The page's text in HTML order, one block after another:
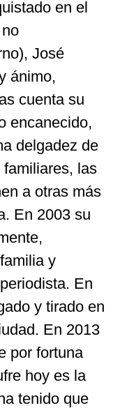
en el
José
ánimo,
cuenta su
encanecido,
delgadez de
las
a otras más
En 2003 su
y
En
y tirado en
En 2013
por fortuna
hoy es la
tenido que